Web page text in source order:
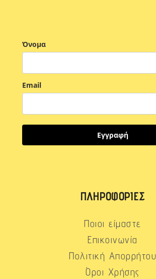
Όνομα
Email
Εγγραφή
ΠΛΗΡΟΦΟΡΊΕΣ
Ποιοι είμαστε
Επικοινωνία
Πολιτική Απορρήτου
Όροι Χρήσης